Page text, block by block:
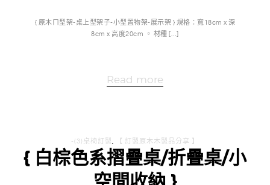
{ 原木ㄇ型架-桌上型架子-小型置物架-展示架 } 規格：寬18cm x 深
8cm x 高度20cm 。 材種 […]
Read more
-(3)桌椅訂製, 【 訂製原木木製品分享 】
{ 白棕色系摺疊桌/折疊桌/小